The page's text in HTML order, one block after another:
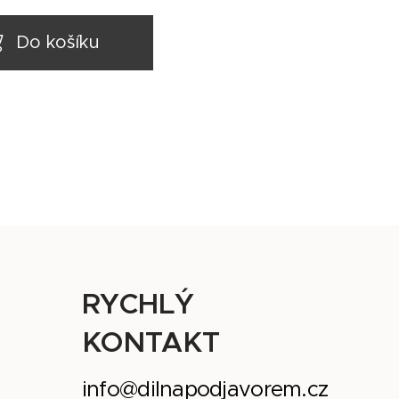
Do košíku
RYCHLÝ
KONTAKT
info@dilnapodjavorem.cz